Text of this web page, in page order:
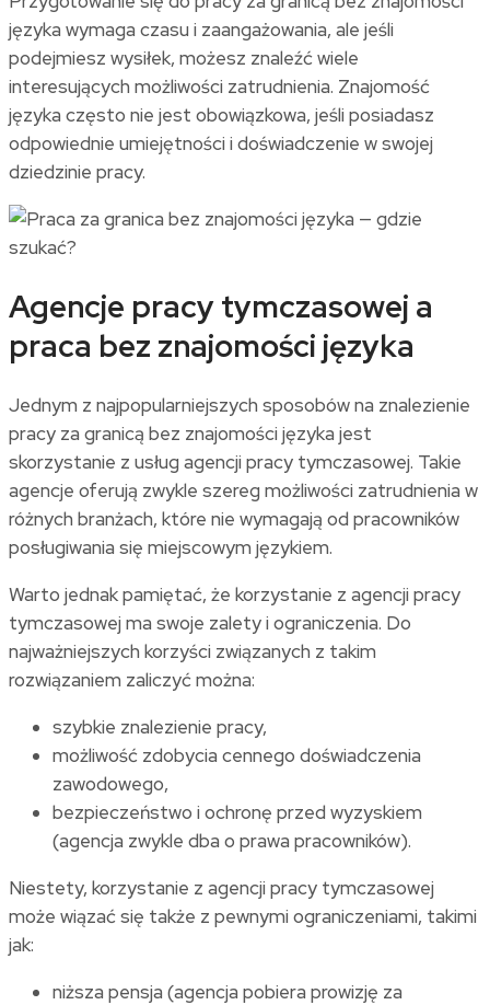
języka wymaga czasu i zaangażowania, ale jeśli
podejmiesz wysiłek, możesz znaleźć wiele
interesujących możliwości zatrudnienia. Znajomość
języka często nie jest obowiązkowa, jeśli posiadasz
odpowiednie umiejętności i doświadczenie w swojej
dziedzinie pracy.
Agencje pracy tymczasowej a
praca bez znajomości języka
Jednym z najpopularniejszych sposobów na znalezienie
pracy za granicą bez znajomości języka jest
skorzystanie z usług agencji pracy tymczasowej. Takie
agencje oferują zwykle szereg możliwości zatrudnienia w
różnych branżach, które nie wymagają od pracowników
posługiwania się miejscowym językiem.
Warto jednak pamiętać, że korzystanie z agencji pracy
tymczasowej ma swoje zalety i ograniczenia. Do
najważniejszych korzyści związanych z takim
rozwiązaniem zaliczyć można:
szybkie znalezienie pracy,
możliwość zdobycia cennego doświadczenia
zawodowego,
bezpieczeństwo i ochronę przed wyzyskiem
(agencja zwykle dba o prawa pracowników).
Niestety, korzystanie z agencji pracy tymczasowej
może wiązać się także z pewnymi ograniczeniami, takimi
jak:
niższa pensja (agencja pobiera prowizję za